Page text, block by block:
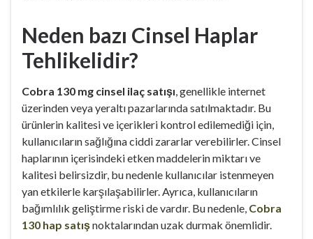
Neden bazı Cinsel Haplar
Tehlikelidir?
Cobra 130 mg cinsel ilaç satışı , genellikle internet
üzerinden veya yeraltı pazarlarında satılmaktadır. Bu
ürünlerin kalitesi ve içerikleri kontrol edilemediği için,
kullanıcıların sağlığına ciddi zararlar verebilirler. Cinsel
haplarının içerisindeki etken maddelerin miktarı ve
kalitesi belirsizdir, bu nedenle kullanıcılar istenmeyen
yan etkilerle karşılaşabilirler. Ayrıca, kullanıcıların
bağımlılık geliştirme riski de vardır. Bu nedenle, Cobra
130 hap satışnoktalarından uzak durmak önemlidir.